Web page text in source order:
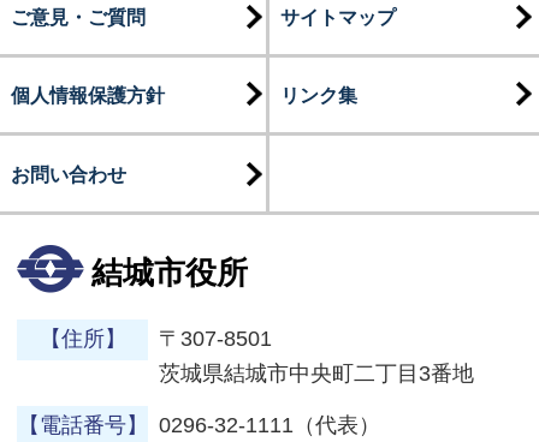
ご意見・ご質問 サイトマップ
個人情報保護方針 リンク集
お問い合わせ
結城市役所
【住所】
〒307-8501
茨城県結城市中央町二丁目3番地
【電話番号】 0296-32-1111（代表）